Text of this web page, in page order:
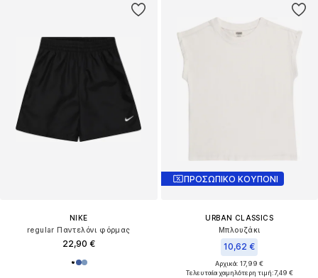
NIKE
regular Παντελόνι φόρμας
22,90 €
ΠΡΟΣΩΠΙΚΟ ΚΟΥΠΟΝΙ
URBAN CLASSICS
Μπλουζάκι
10,62 €
Αρχικά: 17,99 €
Τελευταία χαμηλότερη τιμή:7,49 €